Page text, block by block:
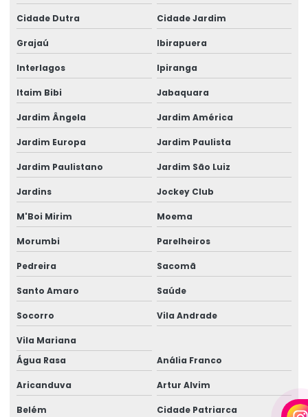
Aluguel de um gerador
Cabo elétrico de 16mm
Cabo eletrico de 2 5mm
Cabo elétrico de 25 mm
Cabo elétrico 35mm
Cabo elétrico de 4 mm
Cabo elétrico para iluminação
Empresa de aluguel de gerador
Empresa de aluguel de gerador em camaçari
Empresa de gerador de energia
Empresa de gerador de energia em camaçari
Empresa de gerador para eventos
Empresa de gerador para eventos em camaçari
Empresa de geradores
Cidade Dutra Cidade Jardim
Grajaú Ibirapuera
Interlagos Ipiranga
Itaim Bibi Jabaquara
Jardim Ângela Jardim América
Jardim Europa Jardim Paulista
Jardim Paulistano Jardim São Luiz
Jardins Jockey Club
M'Boi Mirim Moema
Morumbi Parelheiros
Pedreira Sacomã
Santo Amaro Saúde
Socorro Vila Andrade
Vila Mariana
Água Rasa
Anália Franco
Aricanduva Artur Alvim
Belém Cidade Patriarca